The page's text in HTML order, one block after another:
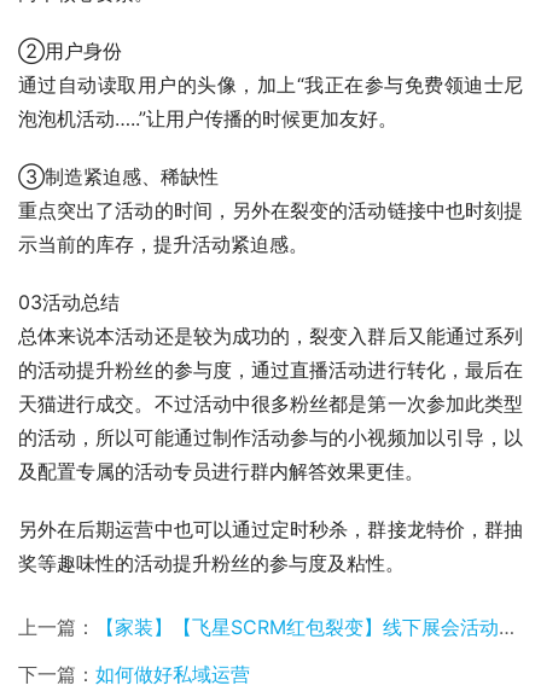
②用户身份
通过自动读取用户的头像，加上“我正在参与免费领迪士尼
泡泡机活动…..”让用户传播的时候更加友好。
③制造紧迫感、稀缺性
重点突出了活动的时间，另外在裂变的活动链接中也时刻提
示当前的库存，提升活动紧迫感。
03活动总结
总体来说本活动还是较为成功的，裂变入群后又能通过系列
的活动提升粉丝的参与度，通过直播活动进行转化，最后在
天猫进行成交。不过活动中很多粉丝都是第一次参加此类型
的活动，所以可能通过制作活动参与的小视频加以引导，以
及配置专属的活动专员进行群内解答效果更佳。
另外在后期运营中也可以通过定时秒杀，群接龙特价，群抽
奖等趣味性的活动提升粉丝的参与度及粘性。
上一篇：
【家装】【飞星SCRM红包裂变】线下展会活动，如何两天涨粉2000+微信号？
下一篇： 如何做好私域运营